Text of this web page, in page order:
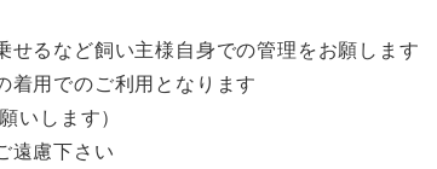
せるなど飼い主様自身での管理をお願します
着用でのご利用となります
いします）
遠慮下さい